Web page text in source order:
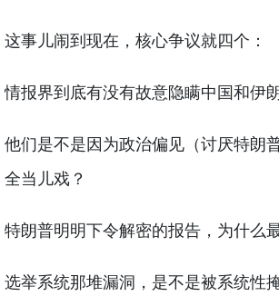
这事儿闹到现在，核心争议就四个：
情报界到底有没有故意隐瞒中国和伊
他们是不是因为政治偏见（讨厌特朗
全当儿戏？
特朗普明明下令解密的报告，为什么
选举系统那堆漏洞，是不是被系统性